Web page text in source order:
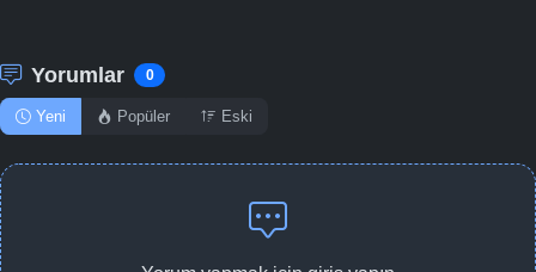
Yorumlar 0
Yeni Popüler Eski